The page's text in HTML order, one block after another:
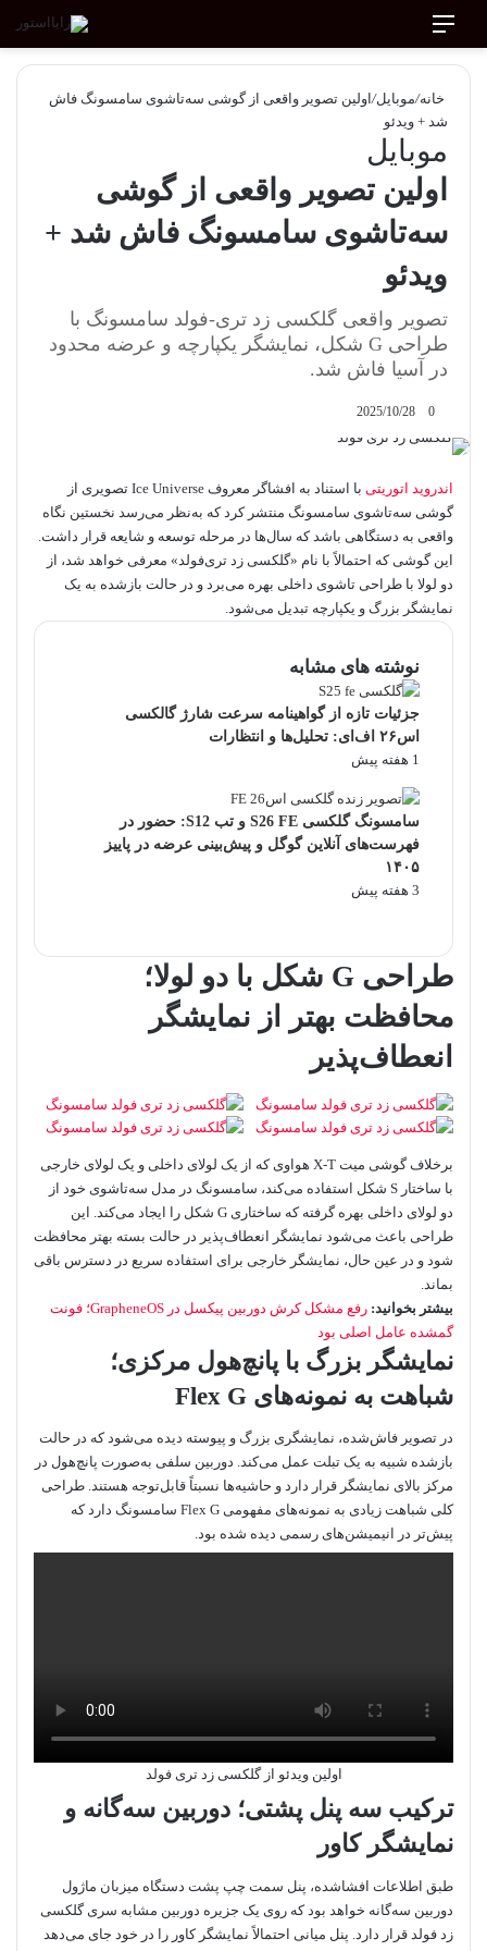
منو
خانه/موبایل/اولین تصویر واقعی از گوشی سه‌تاشوی سامسونگ فاش
شد + ویدئو
موبایل
اولین تصویر واقعی از گوشی
سه‌تاشوی سامسونگ فاش شد +
ویدئو
تصویر واقعی گلکسی زد تری-فولد سامسونگ با
طراحی G شکل، نمایشگر یکپارچه و عرضه محدود
در آسیا فاش شد.
2025/10/28 0
اندروید اتوریتی
با استناد به افشاگر معروف Ice Universe تصویری از
گوشی سه‌تاشوی سامسونگ منتشر کرد که به‌نظر می‌رسد نخستین نگاه
واقعی به دستگاهی باشد که سال‌ها در مرحله توسعه و شایعه قرار داشت.
این گوشی که احتمالاً با نام «گلکسی زد تری‌فولد» معرفی خواهد شد، از
دو لولا با طراحی تاشوی داخلی بهره می‌برد و در حالت بازشده به یک
نمایشگر بزرگ و یکپارچه تبدیل می‌شود.
نوشته های مشابه
جزئیات تازه از گواهینامه سرعت شارژ گالکسی
اس۲۶ اف‌ای: تحلیل‌ها و انتظارات
1 هفته پیش
سامسونگ گلکسی S26 FE و تب S12: حضور در
فهرست‌های آنلاین گوگل و پیش‌بینی عرضه در پاییز
۱۴۰۵
3 هفته پیش
طراحی G شکل با دو لولا؛
محافظت بهتر از نمایشگر
انعطاف‌پذیر
برخلاف گوشی میت X-T هواوی که از یک لولای داخلی و یک لولای خارجی
با ساختار S شکل استفاده می‌کند، سامسونگ در مدل سه‌تاشوی خود از
دو لولای داخلی بهره گرفته که ساختاری G شکل را ایجاد می‌کند. این
طراحی باعث می‌شود نمایشگر انعطاف‌پذیر در حالت بسته بهتر محافظت
شود و در عین حال، نمایشگر خارجی برای استفاده سریع در دسترس باقی
بماند.
بیشتر بخوانید:
رفع مشکل کرش دوربین پیکسل در GrapheneOS؛ فونت
گمشده عامل اصلی بود
نمایشگر بزرگ با پانچ‌هول مرکزی؛
شباهت به نمونه‌های Flex G
در تصویر فاش‌شده، نمایشگری بزرگ و پیوسته دیده می‌شود که در حالت
بازشده شبیه به یک تبلت عمل می‌کند. دوربین سلفی به‌صورت پانچ‌هول در
مرکز بالای نمایشگر قرار دارد و حاشیه‌ها نسبتاً قابل‌توجه هستند. طراحی
کلی شباهت زیادی به نمونه‌های مفهومی Flex G سامسونگ دارد که
پیش‌تر در انیمیشن‌های رسمی دیده شده بود.
اولین ویدئو از گلکسی زد تری فولد
ترکیب سه پنل پشتی؛ دوربین سه‌گانه و
نمایشگر کاور
طبق اطلاعات افشاشده، پنل سمت چپ پشت دستگاه میزبان ماژول
دوربین سه‌گانه خواهد بود که روی یک جزیره دوربین مشابه سری گلکسی
زد فولد قرار دارد. پنل میانی احتمالاً نمایشگر کاور را در خود جای می‌دهد